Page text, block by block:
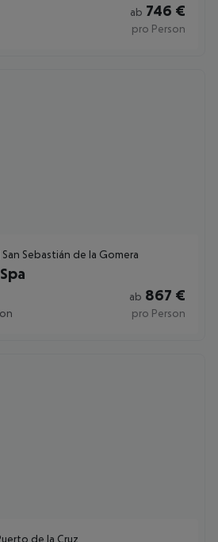
ab 746 €
pro Person
Sebastián de la Gomera
ab 867 €
pro Person
de la Cruz